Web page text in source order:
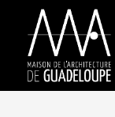
content